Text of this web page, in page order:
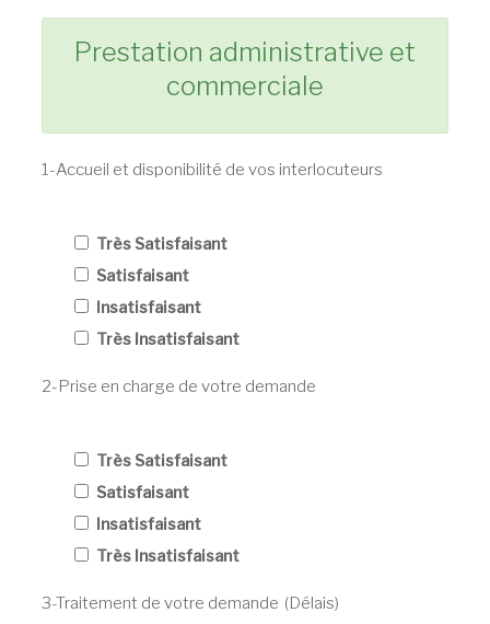
Prestation administrative et
commerciale
1-Accueil et disponibilité de vos interlocuteurs
Très Satisfaisant
Satisfaisant
Insatisfaisant
Très Insatisfaisant
2-Prise en charge de votre demande
Très Satisfaisant
Satisfaisant
Insatisfaisant
Très Insatisfaisant
3-Traitement de votre demande (Délais)